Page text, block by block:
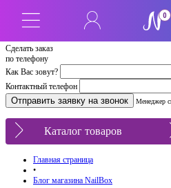
Сделать заказ
по телефону
Как Вас зовут?
Контактный телефон
Менеджер
0
Каталог товаров
Главная страница
•
Блог магазина NailBox